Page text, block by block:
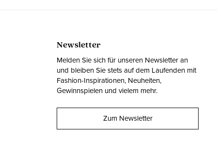
Newsletter
Melden Sie sich für unseren Newsletter an
und bleiben Sie stets auf dem Laufenden mit
Fashion-Inspirationen, Neuheiten,
Gewinnspielen und vielem mehr.
Zum Newsletter